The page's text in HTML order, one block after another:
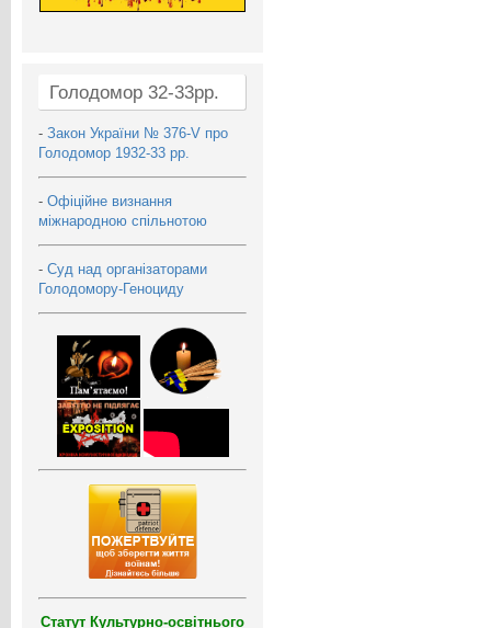
Голодомор 32-33рр.
- Закон України № 376-V про
Голодомор 1932-33 рр.
- Офіційне визнання
міжнародною спільнотою
- Суд над організаторами
Голодомору-Геноциду
Статут Культурно-освітнього